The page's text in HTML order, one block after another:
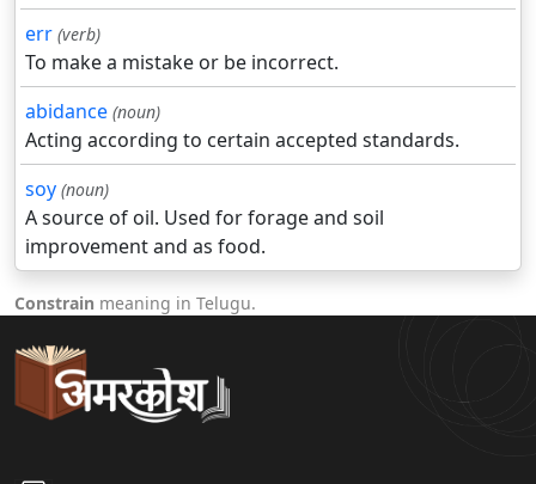
err (verb)
To make a mistake or be incorrect.
abidance (noun)
Acting according to certain accepted standards.
soy (noun)
A source of oil. Used for forage and soil
improvement and as food.
Constrain meaning in Telugu.